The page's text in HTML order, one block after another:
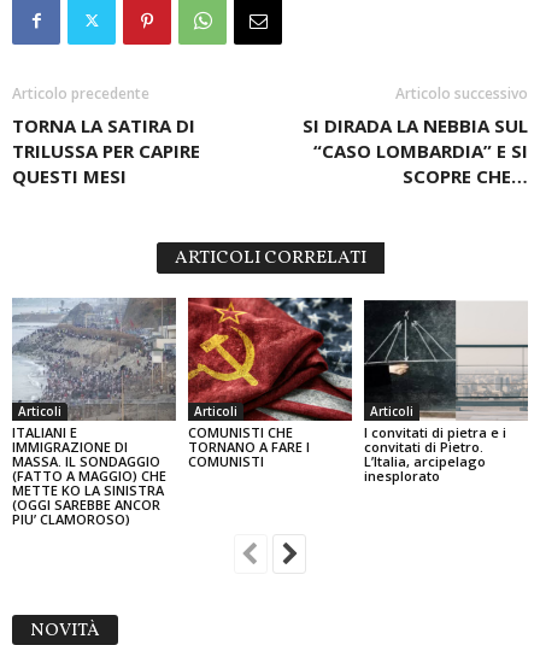
Articolo precedente
TORNA LA SATIRA DI
TRILUSSA PER CAPIRE
QUESTI MESI
Articolo successivo
SI DIRADA LA NEBBIA SUL
“CASO LOMBARDIA” E SI
SCOPRE CHE…
ARTICOLI CORRELATI
Articoli
ITALIANI E
IMMIGRAZIONE DI
MASSA. IL SONDAGGIO
(FATTO A MAGGIO) CHE
METTE KO LA SINISTRA
(OGGI SAREBBE ANCOR
PIU’ CLAMOROSO)
Articoli
COMUNISTI CHE
TORNANO A FARE I
COMUNISTI
Articoli
I convitati di pietra e i
convitati di Pietro.
L’Italia, arcipelago
inesplorato
NOVITÀ